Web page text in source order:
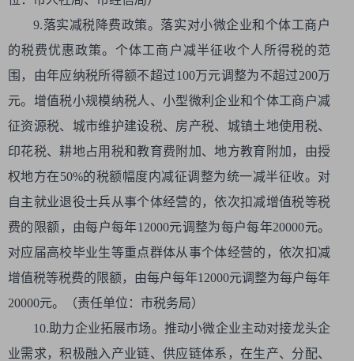
9.落实减税降费政策。落实对小微企业和个体工商户
的税费优惠政策。个体工商户减半征收个人所得税的范
围，由年应纳税所得额不超过100万元调整为不超过200万
元。增值税小规模纳税人、小型微利企业和个体工商户减
征资源税、城市维护建设税、房产税、城镇土地使用税、
印花税、耕地占用税和教育费附加、地方教育附加，由授
权地方在50%的税额幅度内减征调整为统一减半征收。对
自主就业退役士兵从事个体经营的，依次扣减增值税等税
费的限额，由每户每年12000元调整为每户每年20000元。
对应届高校毕业生等重点群体从事个体经营的，依次扣减
增值税等税费的限额，由每户每年12000元调整为每户每年
20000元。（责任单位：市税务局）
10.助力企业拓展市场。推动小微企业主动对接龙头企
业需求，积极融入产业链、供应链体系，在生产、分配、